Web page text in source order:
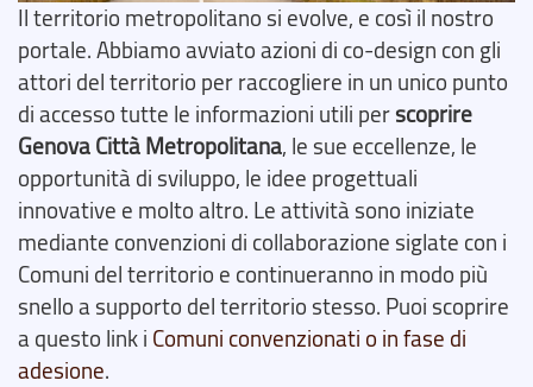
Il territorio metropolitano si evolve, e così il nostro
portale. Abbiamo avviato azioni di co-design con gli
attori del territorio per raccogliere in un unico punto
di accesso tutte le informazioni utili perscoprire
Genova Città Metropolitana, le sue eccellenze, le
opportunità di sviluppo, le idee progettuali
innovative e molto altro. Le attività sono iniziate
mediante convenzioni di collaborazione siglate con i
Comuni del territorio e continueranno in modo più
snello a supporto del territorio stesso. Puoi scoprire
a questo link i Comuni convenzionati o in fase di
adesione.